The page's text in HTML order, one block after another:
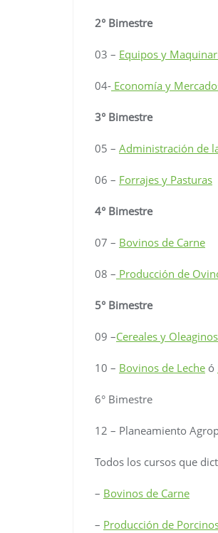
2° Bimestre
03 – Equipos y
04- Economía y
3° Bimestre
05 – Administración de
06 – Forrajes y Pasturas
4° Bimestre
07 – Bovinos de Carne
08 – Producción de
5° Bimestre
09 –Cereales y
10 – Bovinos de Leche ó
6° Bimestre
12 – Planeamiento
Todos los cursos que
– Bovinos de Carne
– Producción de